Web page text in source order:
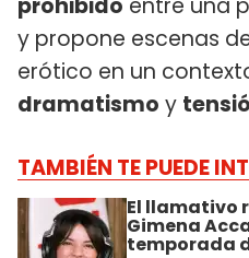
y propone escenas
erótico en un
dramatismo y
TAMBIÉN TE PUEDE
El llamativo
Gimena
temporada